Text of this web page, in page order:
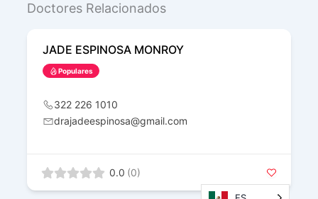
Doctores Relacionados
JADE ESPINOSA MONROY
Populares
322 226 1010
drajadeespinosa@gmail.com
0.0 (0)